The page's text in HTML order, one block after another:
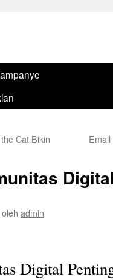
Cat Bikin
oleh admin
Digital